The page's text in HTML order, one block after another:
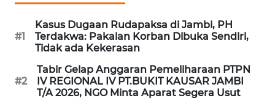
#1
Kasus Dugaan Rudapaksa di Jambi, PH
Terdakwa: Pakaian Korban Dibuka Sendiri,
Tidak ada Kekerasan
#2
Tabir Gelap Anggaran Pemeliharaan PTPN
IV REGIONAL IV PT.BUKIT KAUSAR JAMBI
T/A 2026, NGO Minta Aparat Segera Usut
SELEB
WAHANA
PERSONA
WAHANA
OTOMOTIF